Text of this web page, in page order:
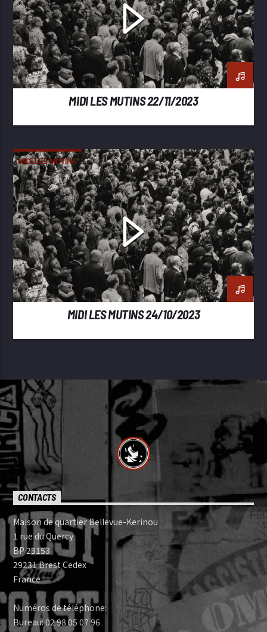
MIDI LES MUTINS 22/11/2023
MIDI LES MUTINS
MIDI LES MUTINS 24/10/2023
CONTACTS
Maison de quartier Bellevue-Kerinou
1 rue du Quercy
BP 23153
29231 Brest Cedex
France
Numéros de téléphone:
Bureau: 02 98 05 07 96